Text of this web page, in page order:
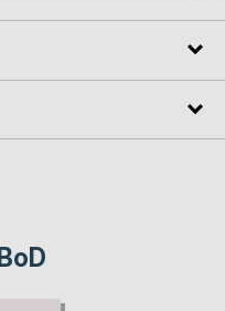
BoD